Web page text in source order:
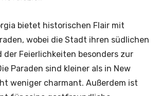
bietet historischen Flair mit
wobei die Stadt ihren südlichen
der Feierlichkeiten besonders zur
Paraden sind kleiner als in New
weniger charmant. Außerdem ist